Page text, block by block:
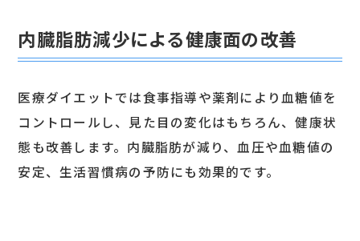
内臓脂肪減少による健康面の改善
医療ダイエットでは食事指導や薬剤により血糖値を
コントロールし、見た目の変化はもちろん、健康状
態も改善します。内臓脂肪が減り、血圧や血糖値の
安定、生活習慣病の予防にも効果的です。